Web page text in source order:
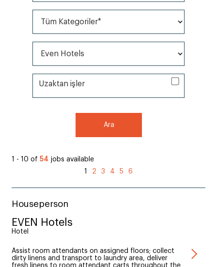
Tüm Kategoriler*
Uzaktan işler
Uzaktan işler
Ara
1 - 10 of 54 jobs available
1
2 3 4 5 6
Houseperson
EVEN Hotels
Hotel
Assist room attendants on assigned floors; collect
dirty linens and transport to laundry area, deliver
fresh linens to room attendant carts throughout the